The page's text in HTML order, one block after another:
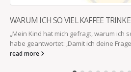
WARUM ICH SO VIEL KAFFEE TRINKE
„Mein Kind hat mich gefragt, warum ich
habe geantwortet: ,Damit ich deine
read more